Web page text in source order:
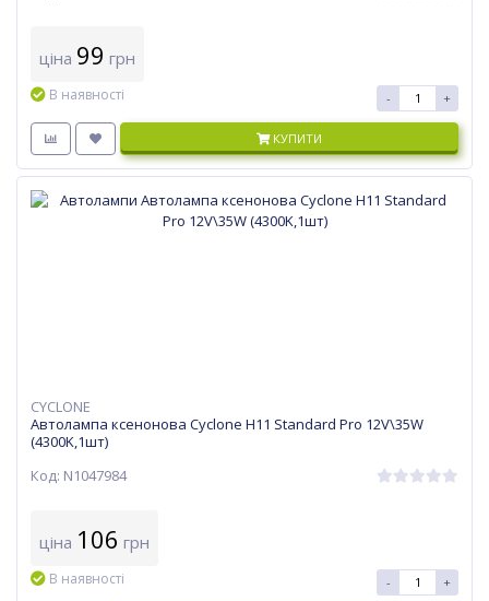
ціна 99 грн
В наявності - +
КУПИТИ
CYCLONE
Автолампа ксенонова Cyclone H11 Standard Pro 12V\35W
(4300K,1шт)
Код: N1047984
ціна 106 грн
В наявності - +